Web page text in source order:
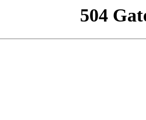
504